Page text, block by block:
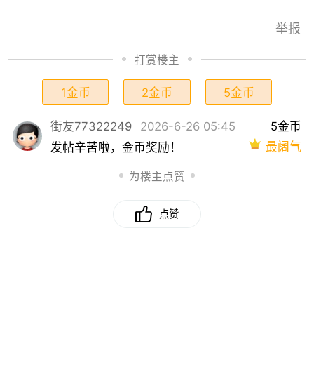
举报
打赏楼主
1金币 2金币 5金币
街友77322249
2026-6-26 05:45
发帖辛苦啦，金币奖励！
5金币
最阔气
为楼主点赞
点赞